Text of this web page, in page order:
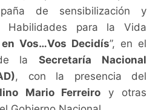
Li
gr
a
m
de sensibilización y
Habilidades para la Vida
Vos…Vos Decidís”, en el
de laSecretaría Nacional
, con la presencia del
Mario Ferreiro y otras